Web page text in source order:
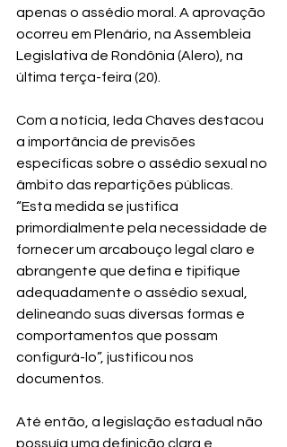
apenas o assédio moral. A aprovação
ocorreu em Plenário, na Assembleia
Legislativa de Rondônia (Alero), na
última terça-feira (20).
Com a notícia, Ieda Chaves destacou
a importância de previsões
específicas sobre o assédio sexual no
âmbito das repartições públicas.
“Esta medida se justifica
primordialmente pela necessidade de
fornecer um arcabouço legal claro e
abrangente que defina e tipifique
adequadamente o assédio sexual,
delineando suas diversas formas e
comportamentos que possam
configurá-lo”, justificou nos
documentos.
Até então, a legislação estadual não
possuía uma definição clara e